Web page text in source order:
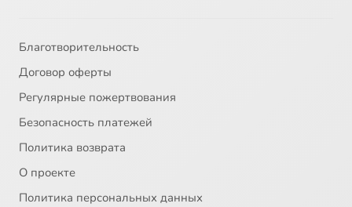
Благотворительность
Договор оферты
Регулярные пожертвования
Безопасность платежей
Политика возврата
О проекте
Политика персональных данных